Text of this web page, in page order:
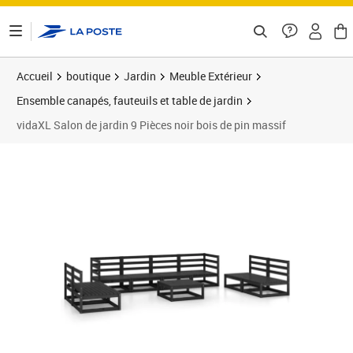
Accueil boutique Jardin
Meuble Extérieur
Ensemble canapés, fauteuils et table de jardin
vidaXL Salon de jardin 9 Pièces noir bois de pin massif